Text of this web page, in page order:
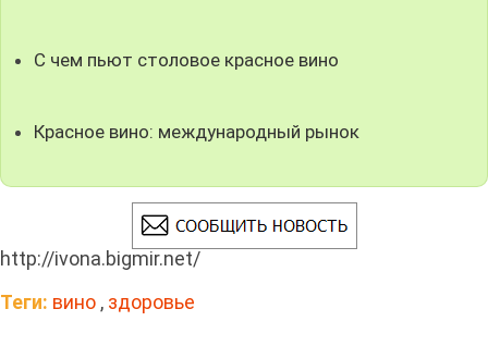
С чем пьют столовое красное вино
Красное вино: международный рынок
http://ivona.bigmir.net/
Теги: вино , здоровье